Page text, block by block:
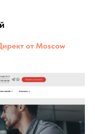
от Moscow